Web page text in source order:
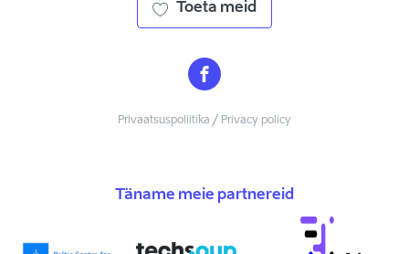
Toeta meid
Privaatsuspoliitika / Privacy policy
Täname meie partnereid